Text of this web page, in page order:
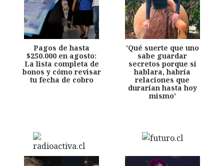
Pagos de hasta
$250.000 en agosto:
La lista completa de
bonos y cómo revisar
tu fecha de cobro
'Qué suerte que uno
sabe guardar
secretos porque si
hablara, habría
relaciones que
durarían hasta hoy
mismo'